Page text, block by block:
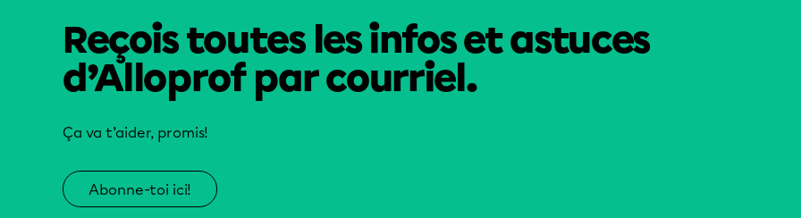
Reçois toutes les infos et astuces
d’Alloprof par courriel.
Ça va t’aider, promis!
Abonne-toi ici!